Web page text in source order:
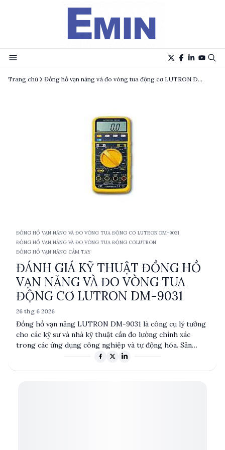
Trang chủ Đồng hồ vạn năng và đo vòng tua động cơ LUTRON DM-9031
ĐỒNG HỒ VẠN NĂNG VÀ ĐO VÒNG TUA ĐỘNG CƠ LUTRON DM-9031
ĐỒNG HỒ VẠN NĂNG VÀ ĐO VÒNG TUA ĐỘNG CƠLUTRON
ĐỒNG HỒ VẠN NĂNG CẦM TAY
ĐÁNH GIÁ KỸ THUẬT ĐỒNG HỒ
VẠN NĂNG VÀ ĐO VÒNG TUA
ĐỘNG CƠ LUTRON DM-9031
26 thg 6 2026
Đồng hồ vạn năng LUTRON DM-9031 là công cụ lý tưởng
cho các kỹ sư và nhà kỹ thuật cần đo lường chính xác
trong các ứng dụng công nghiệp và tự động hóa. Sản
phẩm này kết hợp khả năng đo điện áp, dòng điện và vòng